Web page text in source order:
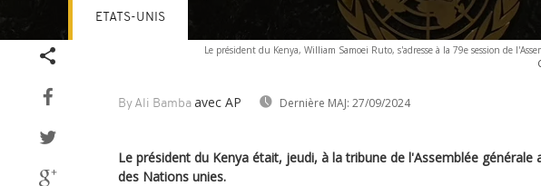
Le président du Kenya, William Samoei Ruto, s'adresse à la 79e session de
By Ali Bamba avec AP Dernière MAJ: 27/09/2024
ETATS-UNIS
Le président du Kenya était, jeudi, à la tribune de l'Assemblée générale
des Nations unies.